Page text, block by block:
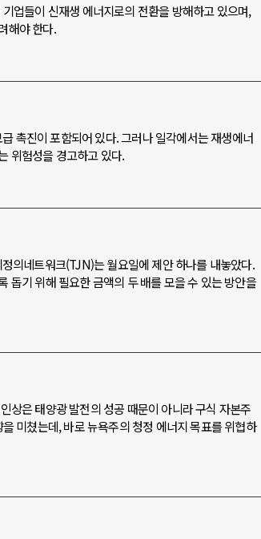
업들이 신재생 에너지로의 전환을 방해하고 있으며,
해야 한다.
촉진이 포함되어 있다. 그러나 일각에서는 재생에너
위험성을 경고하고 있다.
의네트워크(TJN)는 월요일에 제안 하나를 내놓았다.
돕기 위해 필요한 금액의 두 배를 모을 수 있는 방안을
상은 태양광 발전의 성공 때문이 아니라 구식 자본주
미쳤는데, 바로 뉴욕주의 청정 에너지 목표를 위협하